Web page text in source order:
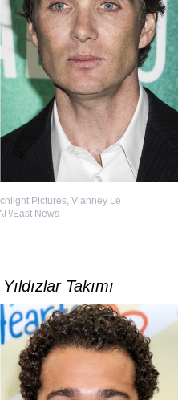
Pictures, Vianney Le
East News
Yıldızlar Takımı